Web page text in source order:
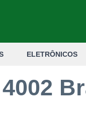
ELETRÔNICOS